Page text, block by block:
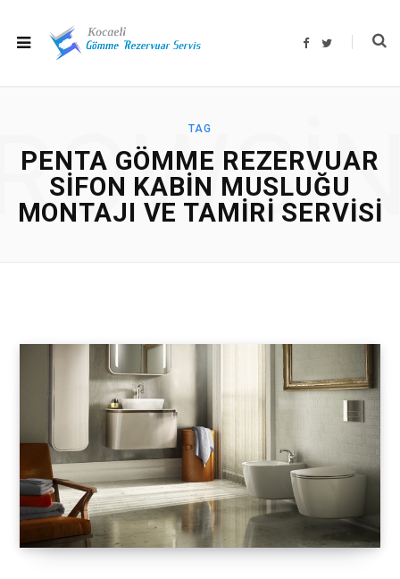
F
T
TAG
PENTA GÖMME REZERVUAR
SIFON KABIN MUSLUĞU
MONTAJI VE TAMIRI SERVISI